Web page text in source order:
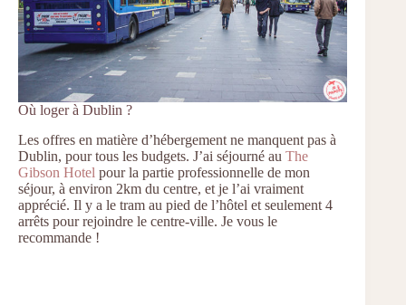
Où loger à Dublin ?
Les offres en matière d’hébergement ne manquent pas à
Dublin, pour tous les budgets. J’ai séjourné au The
Gibson Hotel pour la partie professionnelle de mon
séjour, à environ 2km du centre, et je l’ai vraiment
apprécié. Il y a le tram au pied de l’hôtel et seulement 4
arrêts pour rejoindre le centre-ville. Je vous le
recommande !